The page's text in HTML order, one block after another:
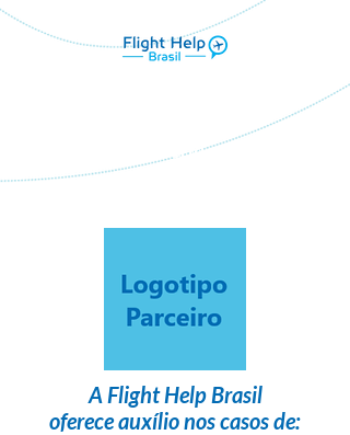
em parceria com
A Flight Help Brasil
oferece auxílio nos casos de: